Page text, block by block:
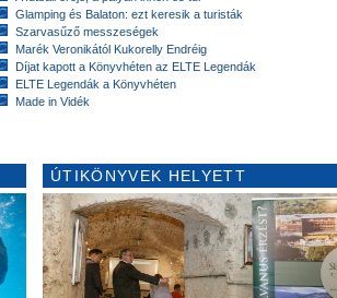
Glamping és Balaton: ezt keresik a turisták
Szarvasűző messzeségek
Marék Veronikától Kukorelly Endréig
Díjat kapott a Könyvhéten az ELTE Legendák
ELTE Legendák a Könyvhéten
Made in Vidék
ÚTIKÖNYVEK HELYETT